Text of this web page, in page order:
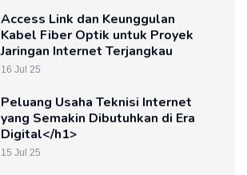
Access Link dan Keunggulan
Kabel Fiber Optik untuk Proyek
Jaringan Internet Terjangkau
16 Jul 25
Peluang Usaha Teknisi Internet
yang Semakin Dibutuhkan di Era
Digital</h1>
15 Jul 25